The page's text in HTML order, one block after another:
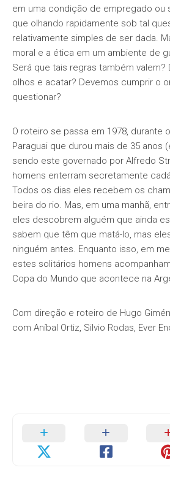
em uma condição de empregado ou
que olhando rapidamente sob tal
relativamente simples de ser dada.
moral e a ética em um ambiente de
Será que tais regras também valem?
olhos e acatar? Devemos cumprir o
questionar?
O roteiro se passa em 1978, durante
Paraguai que durou mais de 35 anos
sendo este governado por Alfredo
homens enterram secretamente
Todos os dias eles recebem os
beira do rio. Mas, em uma manhã,
eles descobrem alguém que ainda
sabem que têm que matá-lo, mas
ninguém antes. Enquanto isso, em
estes solitários homens
Copa do Mundo que acontece na
Com direção e roteiro de Hugo
com Aníbal Ortiz, Silvio Rodas, Ever